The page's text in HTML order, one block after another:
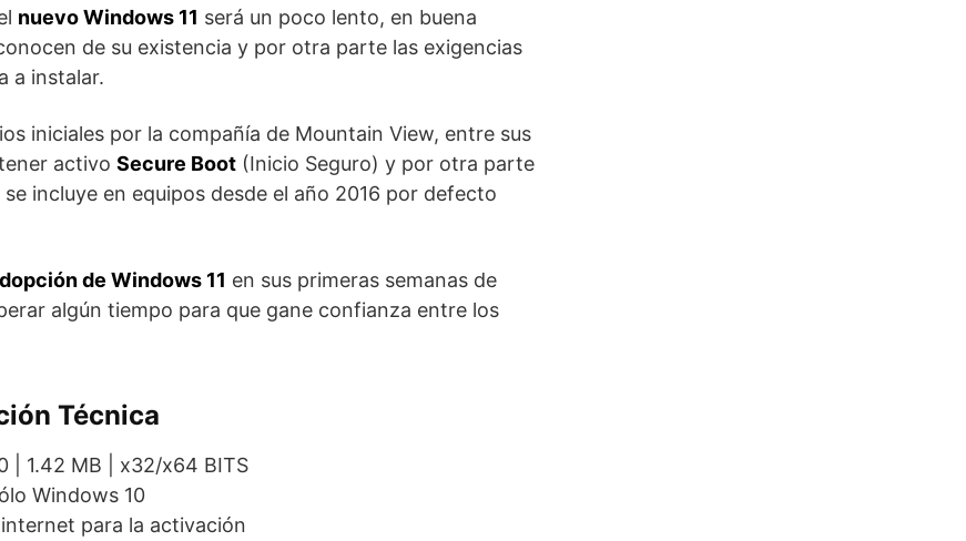
nuevo Windows 11 será un poco lento, en buena
de su existencia y por otra parte las exigencias
a instalar.
iniciales por la compañía de Mountain View, entre sus
activo Secure Boot (Inicio Seguro) y por otra parte
incluye en equipos desde el año 2016 por defecto
de Windows 11 en sus primeras semanas de
algún tiempo para que gane confianza entre los
Técnica
| 1.42 MB | x32/x64 BITS
Windows 10
para la activación